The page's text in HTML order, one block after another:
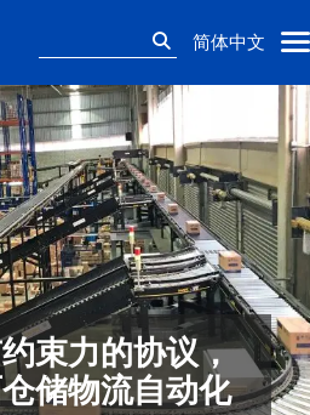
简体中文
束力的协议，
储物流自动化